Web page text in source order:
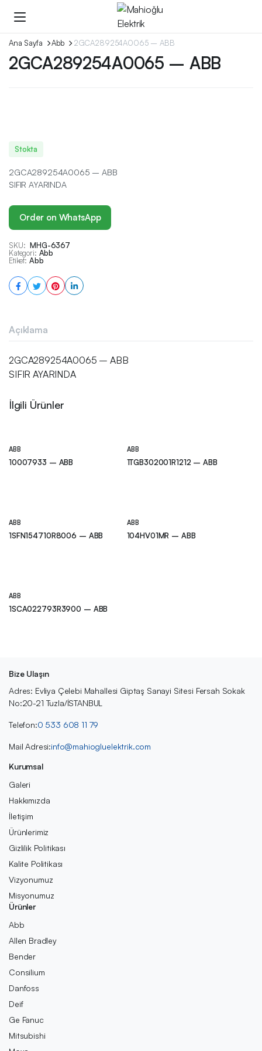
Ana Sayfa Abb 2GCA289254A0065 – ABB
2GCA289254A0065 – ABB
Stokta
2GCA289254A0065 – ABB
SIFIR AYARINDA
Order on WhatsApp
SKU: MHG-6367
Kategori: Abb
Etiket: Abb
Açıklama
2GCA289254A0065 – ABB
SIFIR AYARINDA
İlgili Ürünler
ABB
10007933 – ABB
ABB
1TGB302001R1212 – ABB
ABB
1SFN154710R8006 – ABB
ABB
104HV01MR – ABB
ABB
1SCA022793R3900 – ABB
Bize Ulaşın
Adres: Evliya Çelebi Mahallesi Giptaş Sanayi Sitesi Fersah Sokak
No:20-21 Tuzla/İSTANBUL
Telefon:0 533 608 11 79
Mail Adresi:info@mahiogluelektrik.com
Kurumsal
Galeri
Hakkımızda
İletişim
Ürünlerimiz
Gizlilik Politikası
Kalite Politikası
Vizyonumuz
Misyonumuz
Ürünler
Abb
Allen Bradley
Bender
Consilium
Danfoss
Deif
Ge Fanuc
Mitsubishi